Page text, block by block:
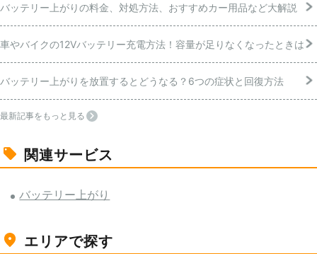
バッテリー上がりの料金、対処方法、おすすめカー用品など大解説
車やバイクの12Vバッテリー充電方法！容量が足りなくなったときは
バッテリー上がりを放置するとどうなる？6つの症状と回復方法
最新記事をもっと見る
関連サービス
バッテリー上がり
エリアで探す